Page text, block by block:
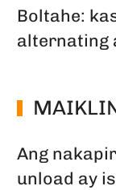
Boltahe:
alternating
Ang
unload ay